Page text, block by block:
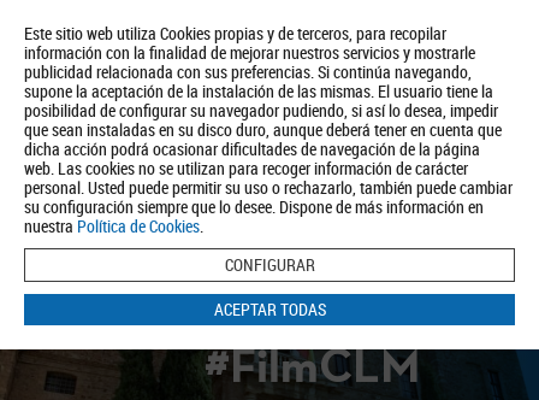
Este sitio web utiliza Cookies propias y de terceros, para recopilar
información con la finalidad de mejorar nuestros servicios y mostrarle
publicidad relacionada con sus preferencias. Si continúa navegando,
supone la aceptación de la instalación de las mismas. El usuario tiene la
posibilidad de configurar su navegador pudiendo, si así lo desea, impedir
que sean instaladas en su disco duro, aunque deberá tener en cuenta que
dicha acción podrá ocasionar dificultades de navegación de la página
web. Las cookies no se utilizan para recoger información de carácter
personal. Usted puede permitir su uso o rechazarlo, también puede cambiar
su configuración siempre que lo desee. Dispone de más información en
nuestra Política de Cookies.
CONFIGURAR
ACEPTAR TODAS
Quiénes somos Turismo Política de Privacidad Aviso Legal
Política de Cookies
BUSCAR
#FilmCLM